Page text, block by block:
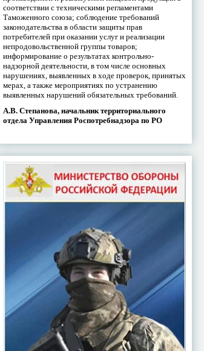
соответствии с техническими регламентами
Таможенного союза; соблюдение требований
законодательства в области защиты прав
потребителей при оказании услуг и реализации
непродовольственной группы товаров;
информирование о результатах контрольно-
надзорной деятельности, в том числе основных
нарушениях, выявленных в ходе проверок, принятых
мерах, а также мероприятиях по устранению
выявленных нарушений обязательных требований.
А.В. Степанова, начальник территориального
отдела Управления Роспотребнадзора по РО